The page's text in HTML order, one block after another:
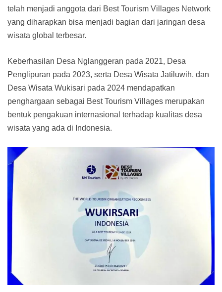
telah menjadi anggota dari Best Tourism Villages Network
yang diharapkan bisa menjadi bagian dari jaringan desa
wisata global terbesar.
Keberhasilan Desa Nglanggeran pada 2021, Desa
Penglipuran pada 2023, serta Desa Wisata Jatiluwih, dan
Desa Wisata Wukisari pada 2024 mendapatkan
penghargaan sebagai Best Tourism Villages merupakan
bentuk pengakuan internasional terhadap kualitas desa
wisata yang ada di Indonesia.